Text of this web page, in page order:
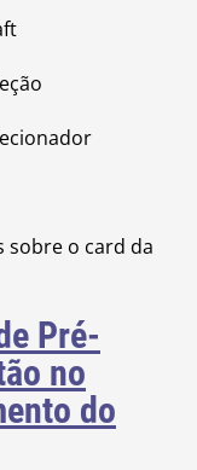
sobre o card da
Pré-
no
do